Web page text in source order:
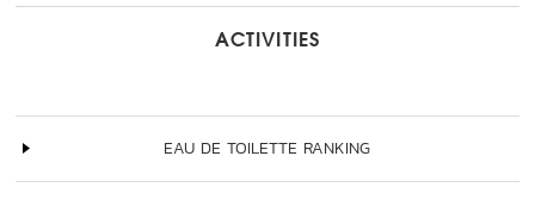
ACTIVITIES
EAU DE TOILETTE RANKING